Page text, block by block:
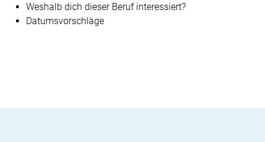
Weshalb dich dieser Beruf interessiert?
Datumsvorschläge